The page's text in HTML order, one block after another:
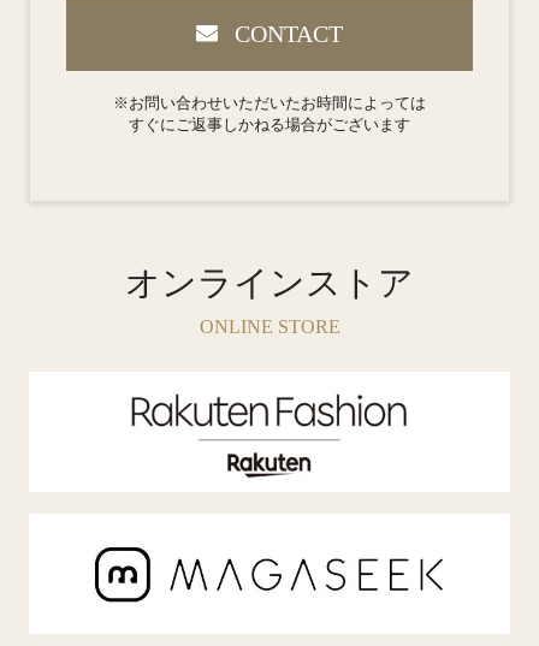
CONTACT
※お問い合わせいただいたお時間によっては
すぐにご返事しかねる場合がございます
オンラインストア
ONLINE STORE